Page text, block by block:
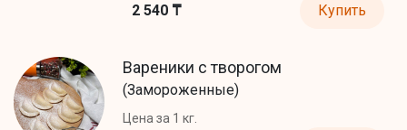
2 540 ₸ Купить
Вареники с творогом
(Замороженные)
Цена за 1 кг.